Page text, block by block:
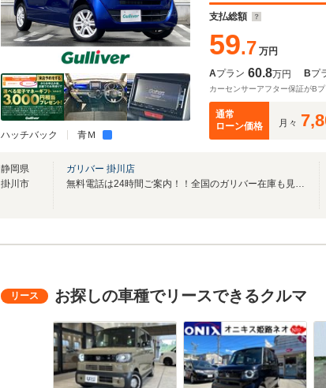
ハッチバック 青Ｍ
プ スマートキ
支払総額
59.7 万円
Aプラン 60.8万円 Bプ
カーセンサーアフター保証がB
通常
ローン価格
月々
静岡県
掛川市
ガリバー 掛川店
無料電話は24時間ご案内！！全国のガリバー在庫も見たい方は一括照会が可能です！
お探しの車種でリースできるクルマ